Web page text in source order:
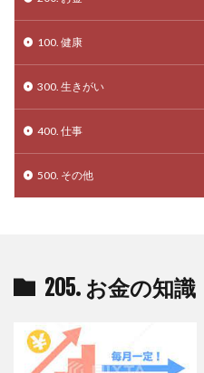
100. 健康
300. 生きがい
400. 仕事
500. その他
205. お金の知識